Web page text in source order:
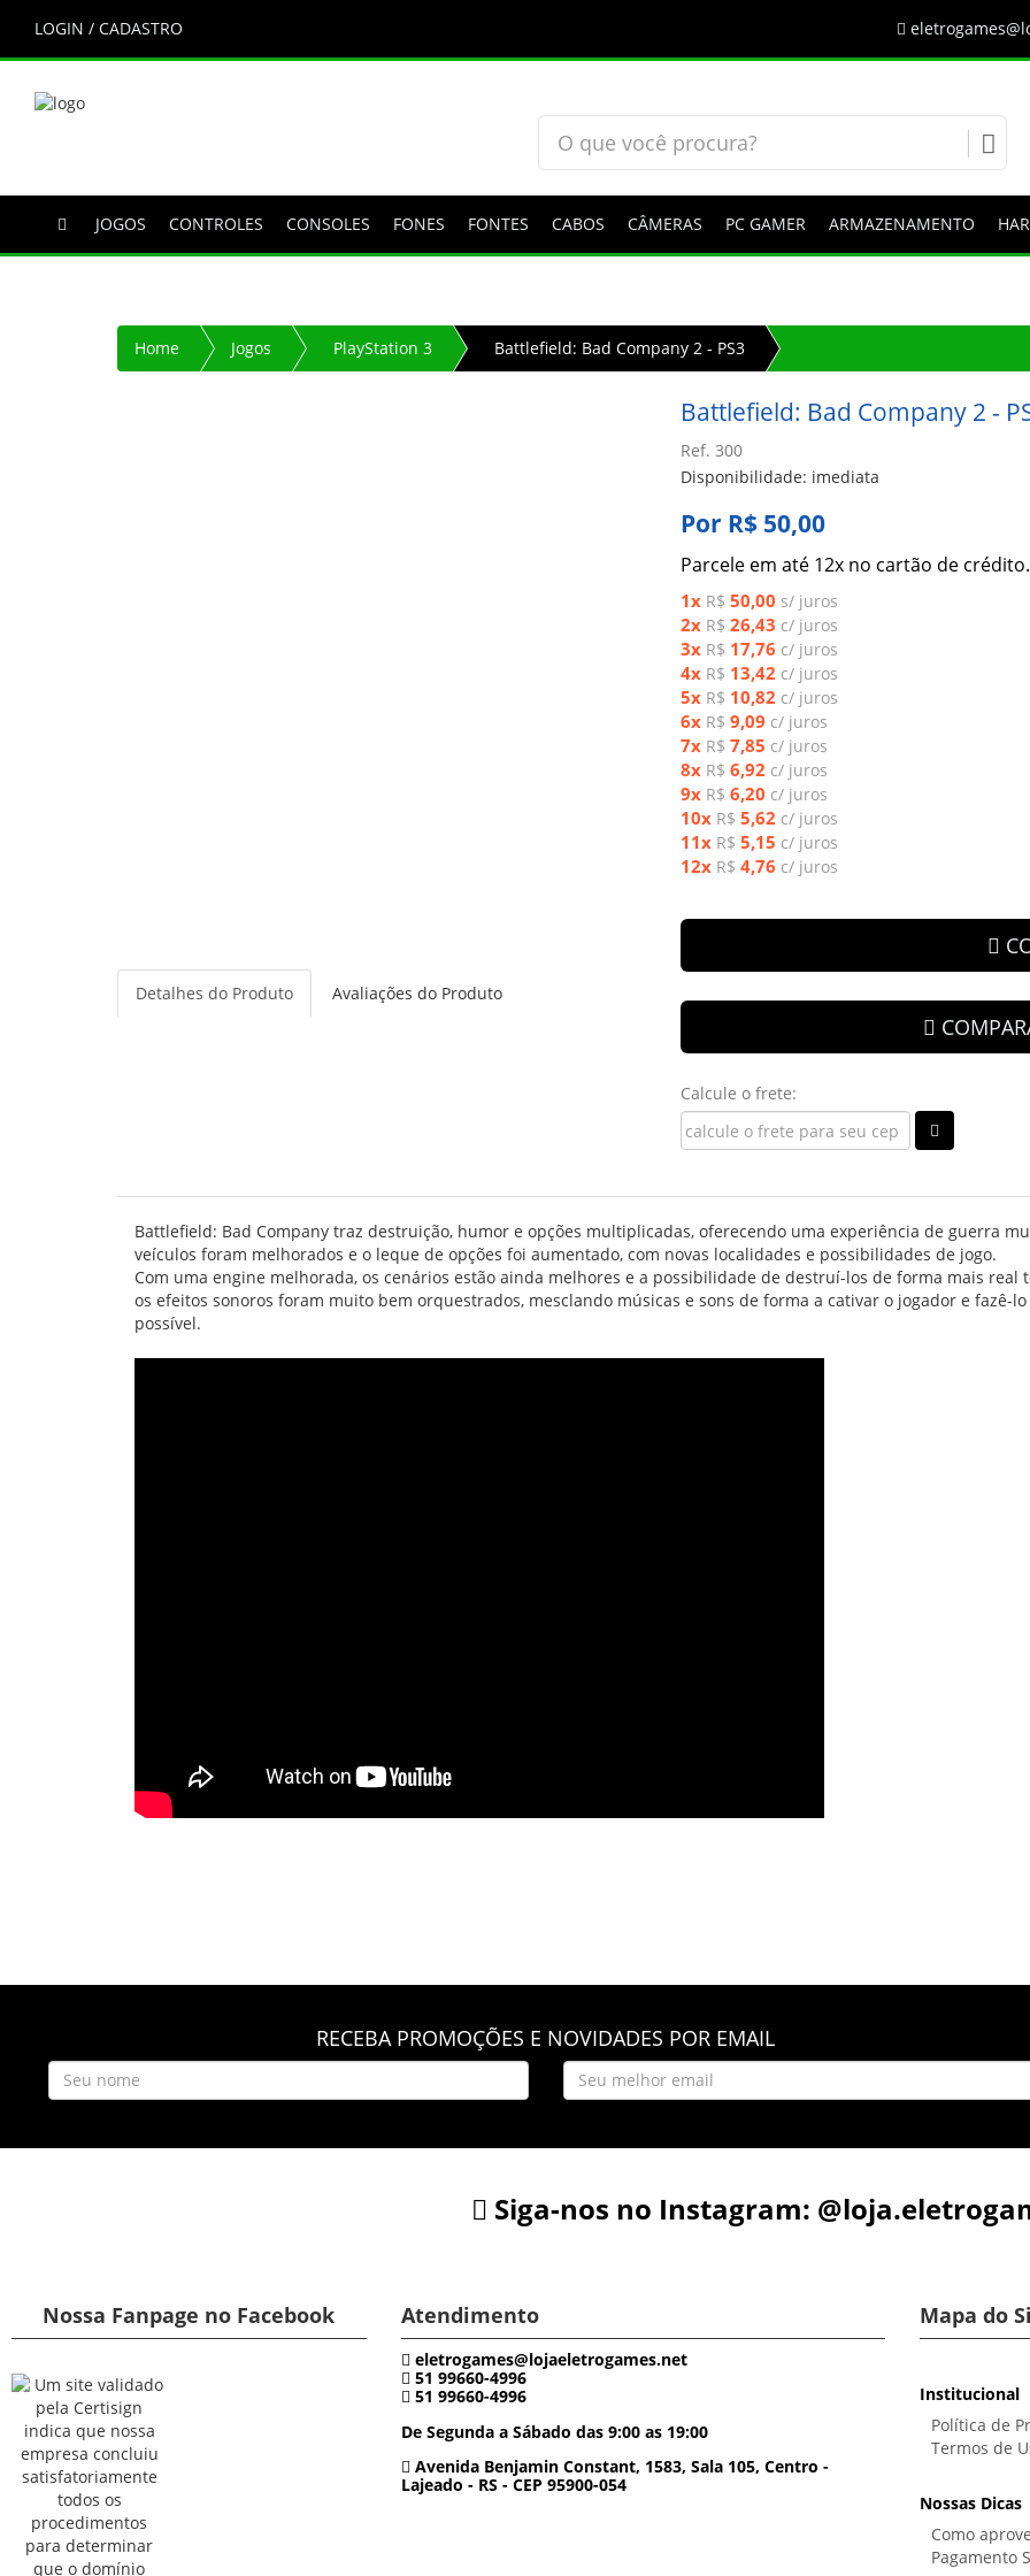
LOGIN / CADASTRO
JOGOS CONTROLES CONSOLES FONES FONTES CABOS CÂMERAS PC GAMER ARMAZENAMENTO
Home Jogos PlayStation 3 Battlefield: Bad Company 2 - PS3
Battlefield: Bad Company 2 -
Ref. 300
Disponibilidade: imediata
Por R$ 50,00
Parcele em até 12x no cartão de crédito.
1x R$ 50,00 s/ juros
2x R$ 26,43 c/ juros
3x R$ 17,76 c/ juros
4x R$ 13,42 c/ juros
5x R$ 10,82 c/ juros
6x R$ 9,09 c/ juros
7x R$ 7,85 c/ juros
8x R$ 6,92 c/ juros
9x R$ 6,20 c/ juros
10x R$ 5,62 c/ juros
11x R$ 5,15 c/ juros
12x R$ 4,76 c/ juros
Calcule o frete:
Detalhes do Produto Avaliações do Produto
Battlefield: Bad Company traz destruição, humor e opções multiplicadas, oferecendo uma experiência de guerra
veículos foram melhorados e o leque de opções foi aumentado, com novas localidades e possibilidades de jogo.
Com uma engine melhorada, os cenários estão ainda melhores e a possibilidade de destruí-los de forma mais
os efeitos sonoros foram muito bem orquestrados, mesclando músicas e sons de forma a cativar o jogador e fazê-
possível.
RECEBA PROMOÇÕES E NOVIDADES POR EMAIL
Siga-nos no Instagram:
Nossa Fanpage no Facebook Atendimento
eletrogames@lojaeletrogames.net
51 99660-4996
51 99660-4996
De Segunda a Sábado das 9:00 as 19:00
Avenida Benjamin Constant, 1583, Sala 105, Centro -
Lajeado - RS - CEP 95900-054
Mapa do
Institucional
Política de
Termos de
Nossas Dicas
Como
Pagamento